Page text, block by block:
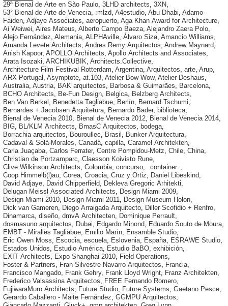
29ª Bienal de Arte en São Paulo, 3LHD architects, 3XN,
53° Bienal de Arte de Venecia, :mlzd, A4estudio, Abu Dhabi, Adamo-
Faiden, Adjaye Associates, aeropuerto, Aga Khan Award for Architecture,
Ai Weiwei, Aires Mateus, Alberto Campo Baeza, Alejandro Zaera Polo,
Alejo Fernández, Alemania, ALPHAville, Álvaro Siza, Amancio Williams,
Amanda Levete Architects, Andres Remy Arquitectos, Andrew Maynard,
Anish Kapoor, APOLLO Architects, Apollo Architects and Associates,
Arata Isozaki, ARCHIKUBIK, Architects.Collective,
Architecture Film Festival Rotterdam, Argentina, Arquitectos, arte, Arup,
ARX Portugal , Asymptote, at.103, Atelier Bow-Wow, Atelier Deshaus,
Australia, Austria, BAK arquitectos, Barbosa & Guimarães, Barcelona,
BCHO Architects, Be-Fun Design, Belgica, Belzberg Architects,
Ben Van Berkel , Benedetta Tagliabue, Berlín, Bernard Tschumi,
Bernardes + Jacobsen Arquitetura, Bernardo Bader, biblioteca,
Bienal de Venecia 2010, Bienal de Venecia 2012, Bienal de Venecia 2014,
BIG, BL/KLM Architects, BmasC Arquitectos, bodega,
Borrachia arquitectos, Bouroullec, Brasil , Bunker Arquitectura,
Cadaval & Solà-Morales, Canadá, capilla, Caramel Architekten,
Carla Juaçaba, Carlos Ferrater, Centre Pompidou-Metz, Chile, China,
Christian de Portzamparc, Claesson Koivisto Rune,
Clive Wilkinson Architects, Colombia, concurso, container ,
Coop Himmelb(l)au, Corea, Croacia, Cruz y Ortiz, Daniel Libeskind,
David Adjaye, David Chipperfield, Dekleva Gregoric Arhitekti,
Delugan Meissl Associated Architects, Design Miami 2009,
Design Miami 2010, Design Miami 2011, Design Museum Holon,
Dick van Gameren, Diego Arraigada Arquitecto, Diller Scofidio + Renfro,
Dinamarca, diseño, dmvA Architecten, Dominique Perrault,
dosmasuno arquitectos, Dubai, Edgardo Minond, Eduardo Souto de Moura,
EMBT - Miralles Tagliabue, Emilio Marín, Ensamble Studio,
Eric Owen Moss, Escocia, escuela, Eslovenia, España, ESRAWE Studio,
Estados Unidos, Estudio América, Estudio BaBO, exhibición,
EXIT Architects, Expo Shanghai 2010, Field Operations,
Foster & Partners, Fran Silvestre Navarro Arquitectos, Francia,
Francisco Mangado, Frank Gehry, Frank Lloyd Wright, Franz Architekten,
Frederico Valsassina Arquitectos, FREE Fernando Romero,
FujiwaraMuro Architects, Future Studio, Future Systems, Gaetano Pesce,
Gerardo Caballero - Maite Fernández, GGMPU Arquitectos,